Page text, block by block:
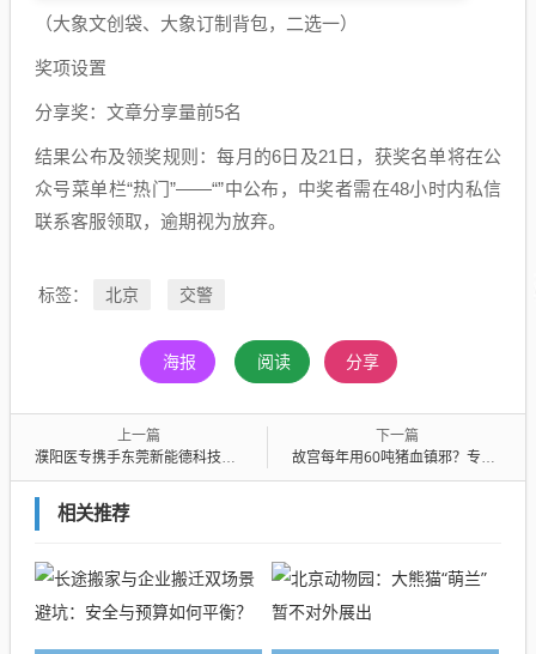
（大象文创袋、大象订制背包，二选一）
奖项设置
分享奖：文章分享量前5名
结果公布及领奖规则：每月的6日及21日，获奖名单将在公
众号菜单栏“热门”——“”中公布，中奖者需在48小时内私信
联系客服领取，逾期视为放弃。
标签： 北京 交警
海报 阅读 分享
上一篇
濮阳医专携手东莞新能德科技有限公司共探校企合作新路径
下一篇
故宫每年用60吨猪血镇邪？专家辟谣
相关推荐